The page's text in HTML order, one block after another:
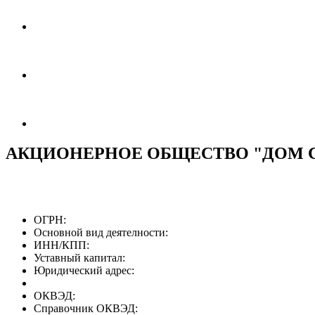
АКЦИОНЕРНОЕ ОБЩЕСТВО "ДОМ
ОГРН:
Основной вид деятелности:
ИНН/КПП:
Уставный капитал:
Юридический адрес:
ОКВЭД:
Справочник ОКВЭД: